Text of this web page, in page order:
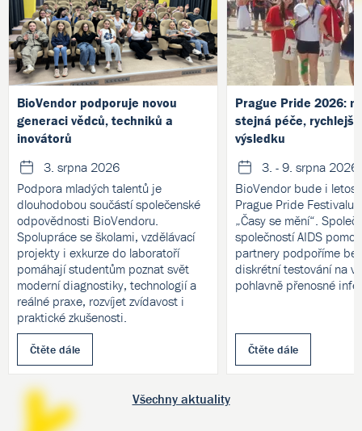
BioVendor podporuje novou
generaci vědců, techniků a
inovátorů
3. srpna 2026
Podpora mladých talentů je
dlouhodobou součástí společenské
odpovědnosti BioVendoru.
Spolupráce se školami, vzdělávací
projekty i exkurze do laboratoří
pomáhají studentům poznat svět
moderní diagnostiky, technologií a
reálné praxe, rozvíjet zvídavost i
praktické zkušenosti.
Čtěte dále
Prague Pride 2026:
stejná péče, rychlejší
výsledku
3. - 9. srpna 2026
BioVendor bude i letos
Prague Pride Festivalu
„Časy se mění“.
společností AIDS
partnery podpoříme
diskrétní testování na
pohlavně přenosné
Čtěte dále
Všechny aktuality